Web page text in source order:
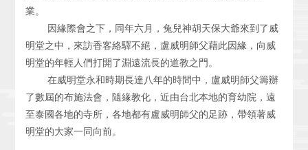
業。
因緣際會之下，同年六月，兔兒神胡天保大爺來到了威
明堂之中，來訪香客絡驛不絕，盧威明師父藉此因緣，向威
明堂的年輕人們打開了淵遠流長的道教之門。
在威明堂永和時期長達八年的時間中，盧威明師父籌辦
了數屆的布施法會，隨緣教化，近由台北本地的育幼院，遠
至泰國各地的寺所，各地都有盧威明師父的足跡，帶領著威
明堂的大家一同向前。